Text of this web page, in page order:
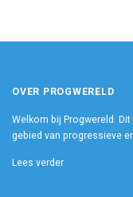
OVER PROGWERELD
Welkom bij Progwereld.
gebied van progressieve
Lees verder